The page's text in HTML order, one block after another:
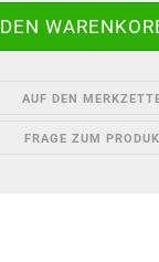
AUF DEN
FRAGE ZUM